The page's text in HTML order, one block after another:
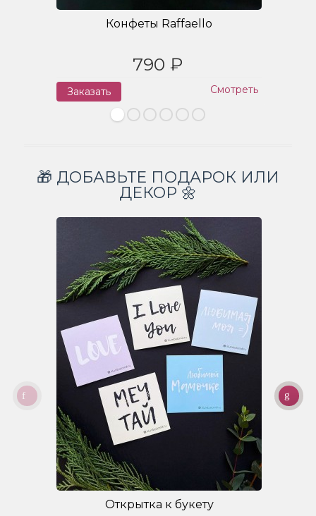
Конфеты Raffaello
790 ₽
Заказать Смотреть
🎁 ДОБАВЬТЕ ПОДАРОК ИЛИ
ДЕКОР 🌼
Открытка к букету